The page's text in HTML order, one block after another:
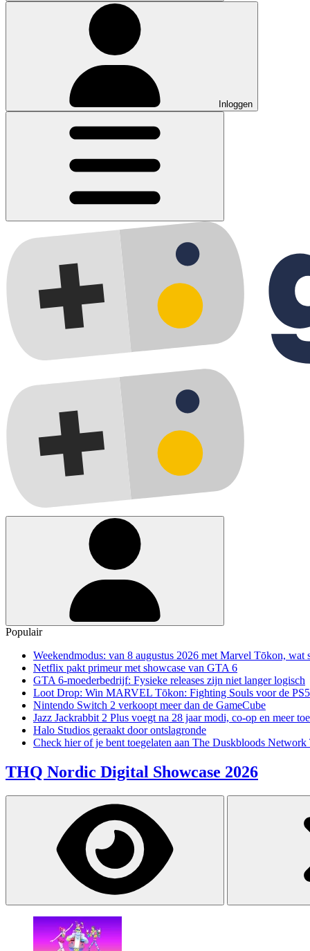
Inloggen
Populair
Weekendmodus: van 8 augustus 2026 met Marvel Tōkon, wat
Netflix pakt primeur met showcase van GTA 6
GTA 6-moederbedrijf: Fysieke releases zijn niet langer logisch
Loot Drop: Win MARVEL Tōkon: Fighting Souls voor de PS5
Nintendo Switch 2 verkoopt meer dan de GameCube
Jazz Jackrabbit 2 Plus voegt na 28 jaar modi, co-op en meer toe
Halo Studios geraakt door ontslagronde
Check hier of je bent toegelaten aan The Duskbloods Network
THQ Nordic Digital Showcase 2026